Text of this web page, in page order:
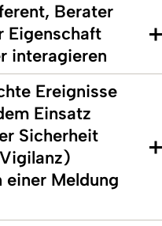
Berater
Eigenschaft
interagieren
Ereignisse
Einsatz
Sicherheit
einer Meldung